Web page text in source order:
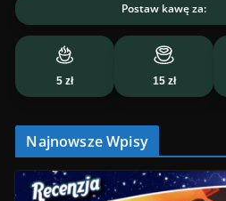
Postaw kawę za:
5 zł 15 zł
Najnowsze Wpisy